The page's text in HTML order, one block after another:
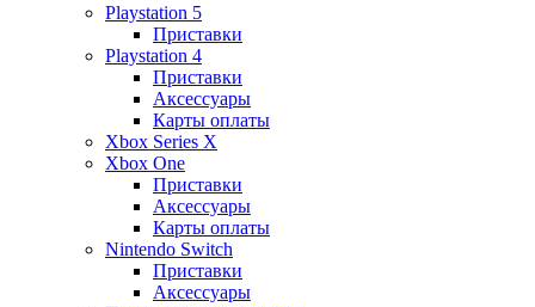
Playstation 5
Приставки
Playstation 4
Приставки
Аксессуары
Карты оплаты
Xbox Series X
Xbox One
Приставки
Аксессуары
Карты оплаты
Nintendo Switch
Приставки
Аксессуары